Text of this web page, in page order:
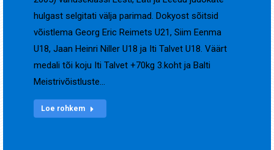
hulgast selgitati välja parimad. Dokyost sõitsid
võistlema Georg Eric Reimets U21, Siim Eenma
U18, Jaan Heinri Niller U18 ja Iti Talvet U18. Väärt
medali tõi koju Iti Talvet +70kg 3.koht ja Balti
Meistrivõistluste…
Loe rohkem